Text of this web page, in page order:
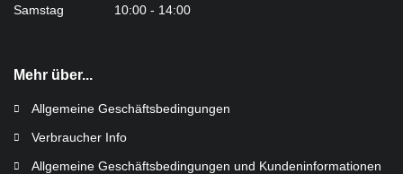
Samstag 10:00 - 14:00
Mehr über...
Allgemeine Geschäftsbedingungen
Verbraucher Info
Allgemeine Geschäftsbedingungen und Kundeninformationen